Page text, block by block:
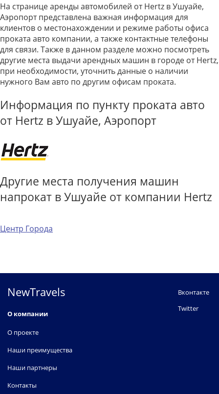
На странице аренды автомобилей от Hertz в Ушуайе,
Аэропорт представлена важная информация для
клиентов о местонахождении и режиме работы офиса
проката авто компании, а также контактные телефоны
для связи. Также в данном разделе можно посмотреть
другие места выдачи арендных машин в городе от Hertz,
при необходимости, уточнить данные о наличии
нужного Вам авто по другим офисам проката.
Информация по пункту проката авто
от Hertz в Ушуайе, Аэропорт
Другие места получения машин
напрокат в Ушуайе от компании Hertz
Центр Города
NewTravels
О компании
О проекте
Наши преимущества
Наши партнеры
Контакты
Вконтакте
Twitter